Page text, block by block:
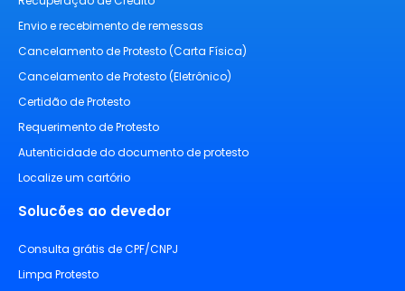
Envio e recebimento de remessas
Cancelamento de Protesto (Carta Física)
Cancelamento de Protesto (Eletrônico)
Certidão de Protesto
Requerimento de Protesto
Autenticidade do documento de protesto
Localize um cartório
Solucões ao devedor
Consulta grátis de CPF/CNPJ
Limpa Protesto